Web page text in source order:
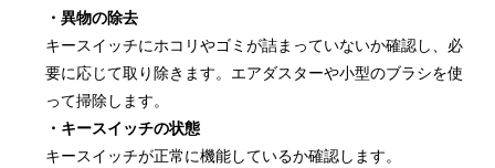
・異物の除去
キースイッチにホコリやゴミが詰まっていないか確認し、必
要に応じて取り除きます。エアダスターや小型のブラシを使
って掃除します。
・キースイッチの状態
キースイッチが正常に機能しているか確認します。